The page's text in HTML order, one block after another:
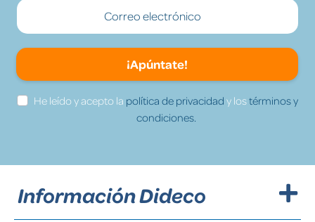
¡Apúntate!
He leído y acepto la política de privacidad y lostérminos y
condiciones.
Información Dideco